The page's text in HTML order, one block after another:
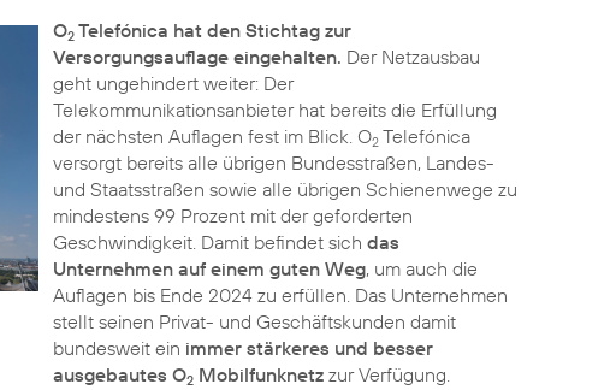
O2Telefónica hat den Stichtag zur
Versorgungsauflage eingehalten. Der Netzausbau
geht ungehindert weiter: Der
Telekommunikationsanbieter hat bereits die Erfüllung
der nächsten Auflagen fest im Blick. O2Telefónica
versorgt bereits alle übrigen Bundesstraßen, Landes-
und Staatsstraßen sowie alle übrigen Schienenwege zu
mindestens 99 Prozent mit der geforderten
Geschwindigkeit. Damit befindet sich das
Unternehmen auf einem guten Weg, um auch die
Auflagen bis Ende 2024 zu erfüllen. Das Unternehmen
stellt seinen Privat- und Geschäftskunden damit
bundesweit ein immer stärkeres und besser
ausgebautes O2Mobilfunknetzzur Verfügung.